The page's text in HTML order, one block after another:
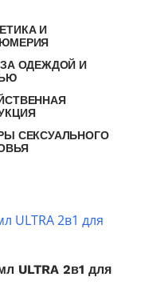
И
ОДЕЖДОЙ И
СЕКСУАЛЬНОГО
ULTRA 2в1 для